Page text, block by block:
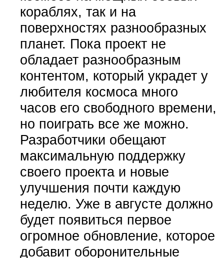
кораблях, так и на
поверхностях разнообразных
планет. Пока проект не
обладает разнообразным
контентом, который украдет у
любителя космоса много
часов его свободного времени,
но поиграть все же можно.
Разработчики обещают
максимальную поддержку
своего проекта и новые
улучшения почти каждую
неделю. Уже в августе должно
будет появиться первое
огромное обновление, которое
добавит оборонительные